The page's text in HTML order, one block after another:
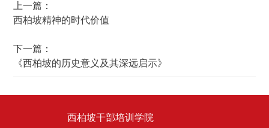
上一篇：
西柏坡精神的时代价值
下一篇：
《西柏坡的历史意义及其深远启示》
西柏坡干部培训学院